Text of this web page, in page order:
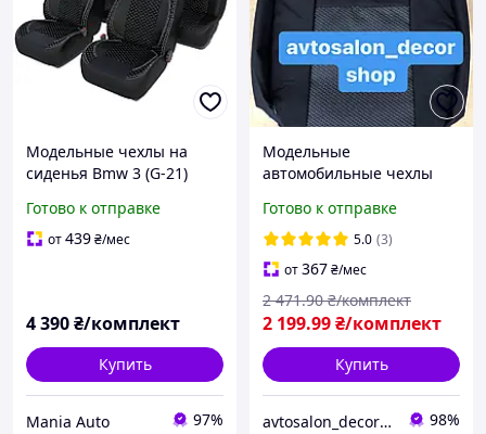
Модельные чехлы на
сиденья Bmw 3 (G-21)
комплект салона
Готово к отправке
от439₴/мес
4 390₴/комплект
Купить
Mania Auto 97%
Модельные
автомобильные чехлы
2009) (5 мест)
Готово к отправке
5.0 (3)
от367₴/мес
2 199.99₴/комплект
2 471.90 ₴/комплект
Купить
avtosalon_decor shop 98%